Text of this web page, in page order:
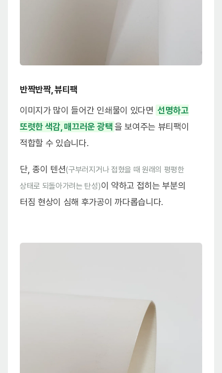
반짝반짝, 뷰티팩
이미지가 많이 들어간 인쇄물이 있다면 선명하고
또렷한 색감, 매끄러운 광택을 보여주는 뷰티팩이
적합할 수 있습니다.
단, 종이 텐션(구부러지거나 접혔을 때 원래의 평평한
상태로 되돌아가려는 탄성)이 약하고 접히는 부분의
터짐 현상이 심해 후가공이 까다롭습니다.